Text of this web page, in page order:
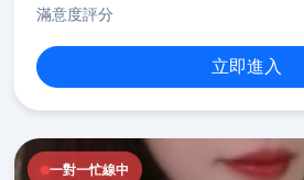
滿意度評分
立即進入
一對一忙線中